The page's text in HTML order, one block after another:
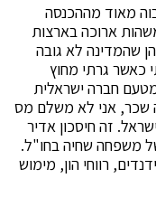
מאוד מההכנסה
ארוכה בארצות
שהמדינה לא גובה
כאשר גרתי מחוץ
חברה ישראלית
שכר, אני לא משלם מס
זה חיסכון אדיר
משפחה שחיה בחו"ל.
רווחי הון, מימוש